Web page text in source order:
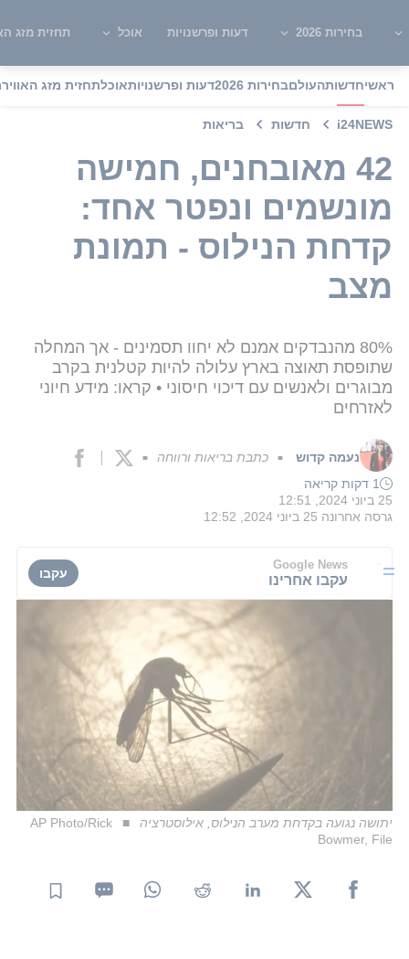
בחירות 2026 דעות ופרשנויות אוכל תחזית מזג
ראשיחדשותהעולםבחירות 2026 דעות ופרשנויותאוכלתחזית מזג האוויר
i24NEWS חדשות בריאות
42 מאובחנים, חמישה
מונשמים ונפטר אחד:
קדחת הנילוס - תמונת
מצב
80% מהנבדקים אמנם לא יחוו תסמינים - אך המחלה
שתופסת תאוצה בארץ עלולה להיות קטלנית בקרב
מבוגרים ולאנשים עם דיכוי חיסוני • קראו: מידע חיוני
לאזרחים
נעמה קדוש ■ כתבת בריאות ורווחה ■
1 דקות קריאה
25 ביוני 2024, 12:51
גרסה אחרונה 25 ביוני 2024, 12:52
Google News
עקבו אחרינו עקבו
יתושה נגועה בקדחת מערב הנילוס, אילוסטרציה
AP Photo/Rick
Bowmer, File